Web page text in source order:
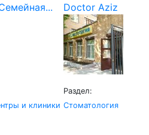
и клиники
Doctor Aziz
Раздел:
Стоматология